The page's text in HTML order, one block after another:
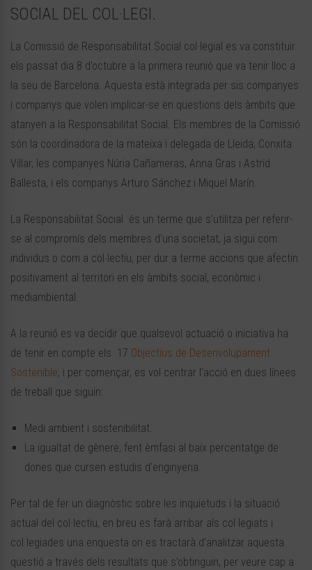
SOCIAL DEL COL·LEGI.
La Comissió de Responsabilitat Social col·legial es va constituir
els passat dia 8 d’octubre a la primera reunió que va tenir lloc a
la seu de Barcelona. Aquesta està integrada per sis companyes
i companys que volen implicar-se en qüestions dels àmbits que
atanyen a la Responsabilitat Social. Els membres de la Comissió
són la coordinadora de la mateixa i delegada de Lleida, Conxita
Villar, les companyes Núria Cañameras, Anna Gras i Astrid
Ballesta, i els companys Arturo Sánchez i Miquel Marín.
La Responsabilitat Social és un terme que s’utilitza per referir-
se al compromís dels membres d’una societat, ja sigui com
individus o com a col·lectiu, per dur a terme accions que afectin
positivament al territori en els àmbits social, econòmic i
mediambiental.
A la reunió es va decidir que qualsevol actuació o iniciativa ha
de tenir en compte els 17 Objectius de Desenvolupament
Sostenible; i per començar, es vol centrar l’acció en dues línees
de treball que siguin:
Medi ambient i sostenibilitat.
La igualtat de gènere, fent èmfasi al baix percentatge de
dones que cursen estudis d’enginyeria.
Per tal de fer un diagnòstic sobre les inquietuds i la situació
actual del col·lectiu, en breu es farà arribar als col·legiats i
col·legiades una enquesta on es tractarà d’analitzar aquesta
qüestió a través dels resultats que s’obtinguin, per veure cap a